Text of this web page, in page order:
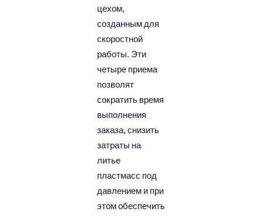
цехом,
созданным для
скоростной
работы. Эти
четыре приема
позволят
сократить время
выполнения
заказа, снизить
затраты на
литье
пластмасс под
давлением и при
этом обеспечить